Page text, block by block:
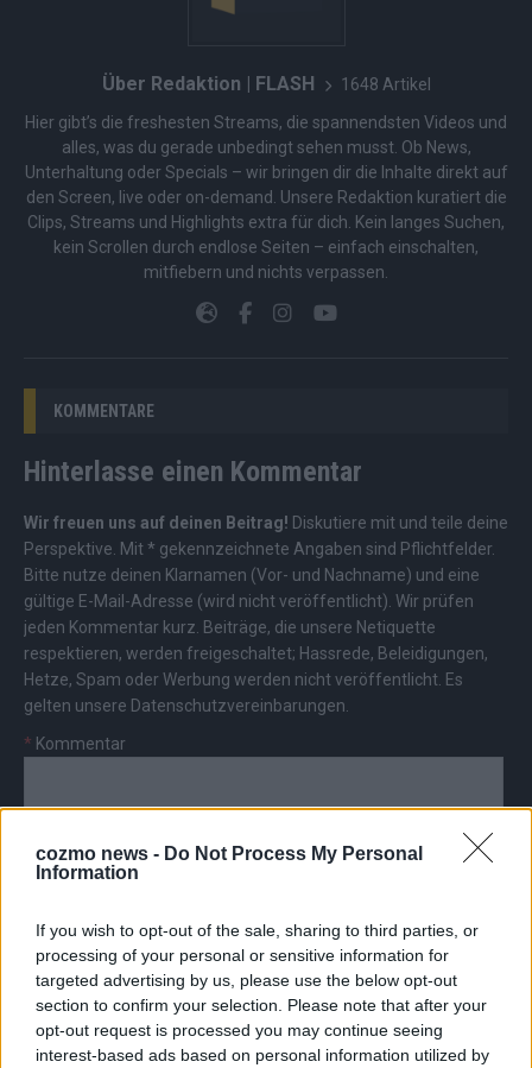
cozmo news - Do Not Process My Personal
Information
If you wish to opt-out of the sale, sharing to third parties, or
processing of your personal or sensitive information for
targeted advertising by us, please use the below opt-out
section to confirm your selection. Please note that after your
opt-out request is processed you may continue seeing
interest-based ads based on personal information utilized by
Über Redaktion | FLASH 1648 Artikel
Hier gibt’s die freshesten Streams, die spannendsten Videos und
alles, was du gerade unbedingt sehen musst. Ob News,
Unterhaltung oder Specials – wir bringen dir die Inhalte direkt auf
den Screen, live oder on-demand. Unsere Redaktion kuratiert die
Clips, Streams und Highlights extra für dich. Kein langes Suchen,
kein Scrollen durch endlose Seiten – einfach einschalten,
mitfiebern und nichts verpassen.
KOMMENTARE
Hinterlasse einen Kommentar
Wir freuen uns auf deinen Beitrag! Diskutiere mit und teile deine
Perspektive. Mit * gekennzeichnete Angaben sind Pflichtfelder.
Bitte nutze deinen Klarnamen (Vor- und Nachname) und eine
gültige E-Mail-Adresse (wird nicht veröffentlicht). Wir prüfen
jeden Kommentar kurz. Beiträge, die unsere Netiquette
respektieren, werden freigeschaltet; Hassrede, Beleidigungen,
Hetze, Spam oder Werbung werden nicht veröffentlicht. Es
gelten unsere Datenschutzvereinbarungen
* Kommentar
E-Mail